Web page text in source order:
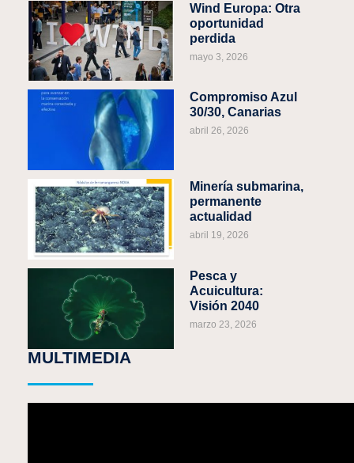
Wind Europa: Otra
oportunidad
perdida
mayo 3, 2026
Compromiso Azul
30/30, Canarias
abril 26, 2026
Minería submarina,
permanente
actualidad
abril 19, 2026
Pesca y
Acuicultura:
Visión 2040
marzo 23, 2026
MULTIMEDIA